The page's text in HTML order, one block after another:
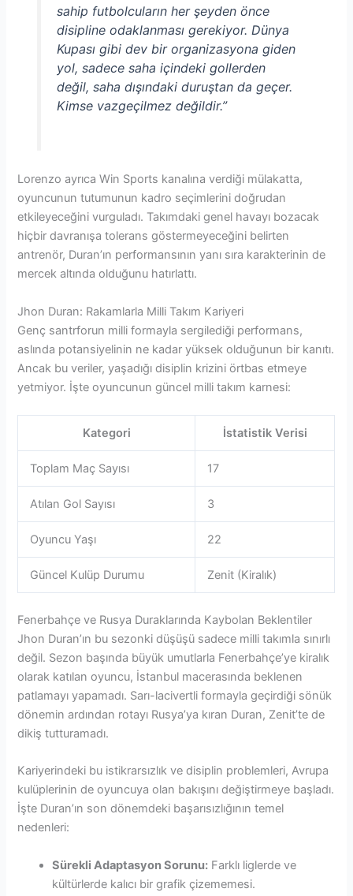
sahip futbolcuların her şeyden önce
disipline odaklanması gerekiyor. Dünya
Kupası gibi dev bir organizasyona giden
yol, sadece saha içindeki gollerden
değil, saha dışındaki duruştan da geçer.
Kimse vazgeçilmez değildir.”
Lorenzo ayrıca Win Sports kanalına verdiği mülakatta,
oyuncunun tutumunun kadro seçimlerini doğrudan
etkileyeceğini vurguladı. Takımdaki genel havayı bozacak
hiçbir davranışa tolerans göstermeyeceğini belirten
antrenör, Duran’ın performansının yanı sıra karakterinin de
mercek altında olduğunu hatırlattı.
Jhon Duran: Rakamlarla Milli Takım Kariyeri
Genç santrforun milli formayla sergilediği performans,
aslında potansiyelinin ne kadar yüksek olduğunun bir kanıtı.
Ancak bu veriler, yaşadığı disiplin krizini örtbas etmeye
yetmiyor. İşte oyuncunun güncel milli takım karnesi:
Kategori İstatistik Verisi
Toplam Maç Sayısı 17
Atılan Gol Sayısı 3
Oyuncu Yaşı 22
Güncel Kulüp Durumu Zenit (Kiralık)
Fenerbahçe ve Rusya Duraklarında Kaybolan Beklentiler
Jhon Duran’ın bu sezonki düşüşü sadece milli takımla sınırlı
değil. Sezon başında büyük umutlarla Fenerbahçe’ye kiralık
olarak katılan oyuncu, İstanbul macerasında beklenen
patlamayı yapamadı. Sarı-lacivertli formayla geçirdiği sönük
dönemin ardından rotayı Rusya’ya kıran Duran, Zenit’te de
dikiş tutturamadı.
Kariyerindeki bu istikrarsızlık ve disiplin problemleri, Avrupa
kulüplerinin de oyuncuya olan bakışını değiştirmeye başladı.
İşte Duran’ın son dönemdeki başarısızlığının temel
nedenleri:
Sürekli Adaptasyon Sorunu: Farklı liglerde ve
kültürlerde kalıcı bir grafik çizememesi.